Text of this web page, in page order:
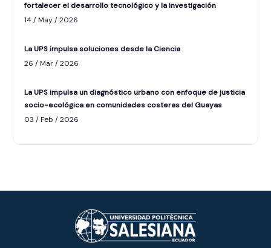
fortalecer el desarrollo tecnológico y la investigación
14 / May / 2026
La UPS impulsa soluciones desde la Ciencia
26 / Mar / 2026
La UPS impulsa un diagnóstico urbano con enfoque de justicia
socio-ecológica en comunidades costeras del Guayas
03 / Feb / 2026
ASISTENTE UPS